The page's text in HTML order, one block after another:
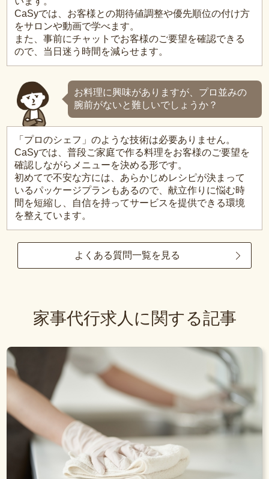
CaSyでは、お客様との期待値調整や優先順位の付け方
をサロンや動画で学べます。
また、事前にチャットでお客様のご要望を確認できる
ので、当日迷う時間を減らせます。
お料理に興味がありますが、プロ並みの
腕前がないと難しいでしょうか？
「プロのシェフ」のような技術は必要ありません。
CaSyでは、普段ご家庭で作る料理をお客様のご要望を
確認しながらメニューを決める形です。
初めてで不安な方には、あらかじめレシピが決まって
いるパッケージプランもあるので、献立作りに悩む時
間を短縮し、自信を持ってサービスを提供できる環境
を整えています。
よくある質問一覧を見る
家事代行求人に関する記事